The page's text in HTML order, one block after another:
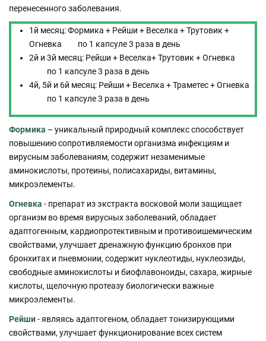
перенесенного заболевания.
1й месяц: Формика + Рейши + Веселка + Трутовик +
Огневка по 1 капсуле 3 раза в день
2й и 3й месяц: Рейши + Веселка+ Трутовик + Огневка
по 1 капсуле 3 раза в день
4й, 5й и 6й месяц: Рейши + Веселка + Траметес + Огневка
по 1 капсуле 3 раза в день
Формика – уникальный природный комплекс способствует
повышению сопротивляемости организма инфекциям и
вирусным заболеваниям, содержит незаменимые
аминокислоты, протеины, полисахариды, витамины,
микроэлементы.
Огневка - препарат из экстракта восковой моли защищает
организм во время вирусных заболеваний, обладает
адаптогенным, кардиопротективным и противоишемическим
свойствами, улучшает дренажную функцию бронхов при
бронхитах и пневмонии, содержит нуклеотиды, нуклеозиды,
свободные аминокислоты и биофлавоноиды, сахара, жирные
кислоты, щелочную протеазу биологически важные
микроэлементы.
Рейши- являясь адаптогеном, обладает тонизирующими
свойствами, улучшает функционирование всех систем